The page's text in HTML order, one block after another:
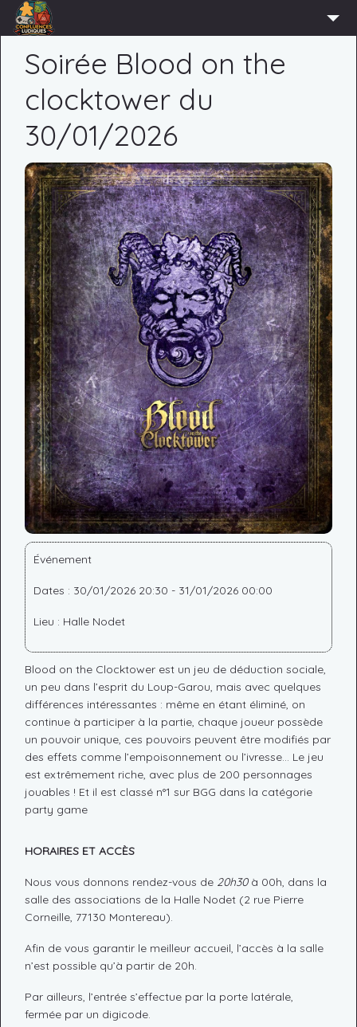
ADHÉRER
AGENDA
ACTUS
LUDOTHÈQUE
PARTENAIRES
PRESSE
CONTACT
CONNEXION
Soirée Blood on the
clocktower du
30/01/2026
Événement
Dates : 30/01/2026 20:30 - 31/01/2026 00:00
Lieu : Halle Nodet
Blood on the Clocktower est un jeu de déduction sociale,
un peu dans l’esprit du Loup-Garou, mais avec quelques
différences intéressantes : même en étant éliminé, on
continue à participer à la partie, chaque joueur possède
un pouvoir unique, ces pouvoirs peuvent être modifiés par
des effets comme l’empoisonnement ou l’ivresse… Le jeu
est extrêmement riche, avec plus de 200 personnages
jouables ! Et il est classé n°1 sur BGG dans la catégorie
party game
HORAIRES ET ACCÈS
Nous vous donnons rendez-vous de 20h30à 00h, dans la
salle des associations de la Halle Nodet (2 rue Pierre
Corneille, 77130 Montereau).
Afin de vous garantir le meilleur accueil, l’accès à la salle
n’est possible qu’à partir de 20h.
Par ailleurs, l’entrée s’effectue par la porte latérale,
fermée par un digicode.